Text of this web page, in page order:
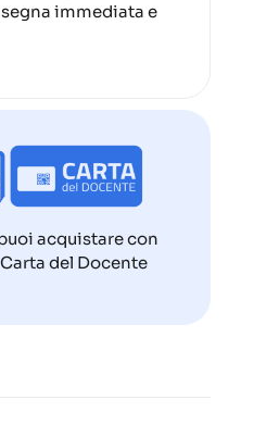
immediata e
acquistare con
del Docente